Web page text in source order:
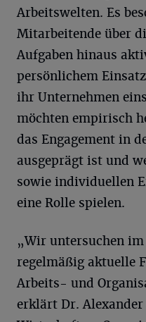
Arbeitswelten. Es
Mitarbeitende über
Aufgaben hinaus
persönlichem
ihr Unternehmen
möchten empirisch
das Engagement in
ausgeprägt ist und
sowie individuellen
eine Rolle spielen.
„Wir untersuchen im
regelmäßig aktuelle
Arbeits- und
erklärt Dr.